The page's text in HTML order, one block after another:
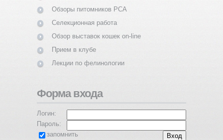
Обзоры питомников PCA
Селекционная работа
Обзор выставок кошек on-line
Прием в клубе
Лекции по фелинологии
Форма входа
Логин:
Пароль:
запомнить